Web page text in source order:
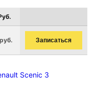
Записаться
Scenic 3